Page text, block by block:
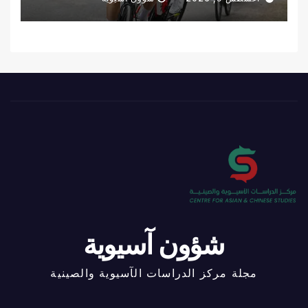
شؤون آسيوية
مجلة مركز الدراسات الآسيوية والصينية